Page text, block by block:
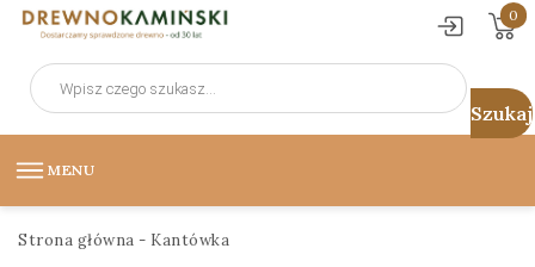
0
Wyszukiwarka
produktów
MENU
Strona główna - Kantówka